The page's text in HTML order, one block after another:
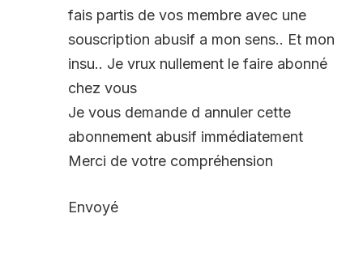
fais partis de vos membre avec une
souscription abusif a mon sens.. Et mon
insu.. Je vrux nullement le faire abonné
chez vous
Je vous demande d annuler cette
abonnement abusif immédiatement
Merci de votre compréhension
Envoyé